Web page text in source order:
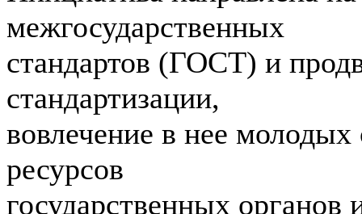
межгосударственных
стандартов (ГОСТ) и
стандартизации,
вовлечение в нее
ресурсов
государственных